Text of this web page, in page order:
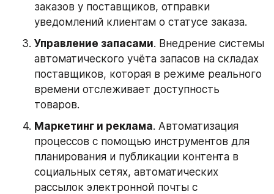
заказов у поставщиков, отправки
уведомлений клиентам о статусе заказа.
Управление запасами. Внедрение системы
автоматического учёта запасов на складах
поставщиков, которая в режиме реального
времени отслеживает доступность
товаров.
Маркетинг и реклама. Автоматизация
процессов с помощью инструментов для
планирования и публикации контента в
социальных сетях, автоматических
рассылок электронной почты с